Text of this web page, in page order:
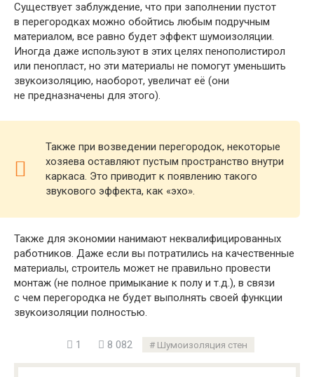
Существует заблуждение, что при заполнении пустот
в перегородках можно обойтись любым подручным
материалом, все равно будет эффект шумоизоляции.
Иногда даже используют в этих целях пенополистирол
или пенопласт, но эти материалы не помогут уменьшить
звукоизоляцию, наоборот, увеличат её (они
не предназначены для этого).
Также при возведении перегородок, некоторые
хозяева оставляют пустым пространство внутри
каркаса. Это приводит к появлению такого
звукового эффекта, как «эхо».
Также для экономии нанимают неквалифицированных
работников. Даже если вы потратились на качественные
материалы, строитель может не правильно провести
монтаж (не полное примыкание к полу и т.д.), в связи
с чем перегородка не будет выполнять своей функции
звукоизоляции полностью.
1 8 082 Шумоизоляция стен